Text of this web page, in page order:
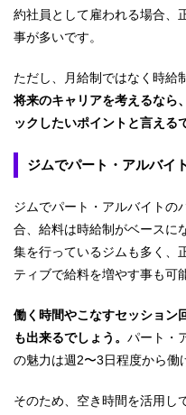
約社員として雇われる場合、
事が多いです。
ただし、月給制ではなく時給
将来のキャリアを考えるなら
ックしたいポイントと言える
ジムでパート・アルバイ
ジムでパート・アルバイトの
合、給料は時給制がベースに
集を行っているジムも多く、
ティブで給料を増やす事も可
働く時間やこなすセッション
も出来るでしょう。 パート・
の魅力は週2〜3日程度から働
そのため、空き時間を活用し